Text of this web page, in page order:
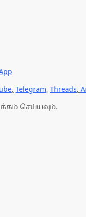
, Telegram, Threads,
செய்யவும்.